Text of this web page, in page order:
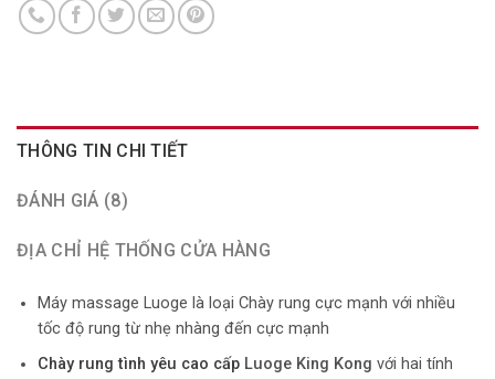
THÔNG TIN CHI TIẾT
ĐÁNH GIÁ (8)
ĐỊA CHỈ HỆ THỐNG CỬA HÀNG
Máy massage Luoge là loại Chày rung cực mạnh với nhiều
tốc độ rung từ nhẹ nhàng đến cực mạnh
Chày rung tình yêu cao cấpLuoge King Kong với hai tính